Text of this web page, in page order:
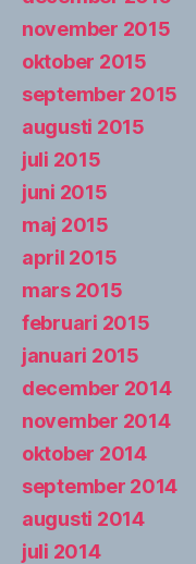
november 2015
oktober 2015
september 2015
augusti 2015
juli 2015
juni 2015
maj 2015
april 2015
mars 2015
februari 2015
januari 2015
december 2014
november 2014
oktober 2014
september 2014
augusti 2014
juli 2014